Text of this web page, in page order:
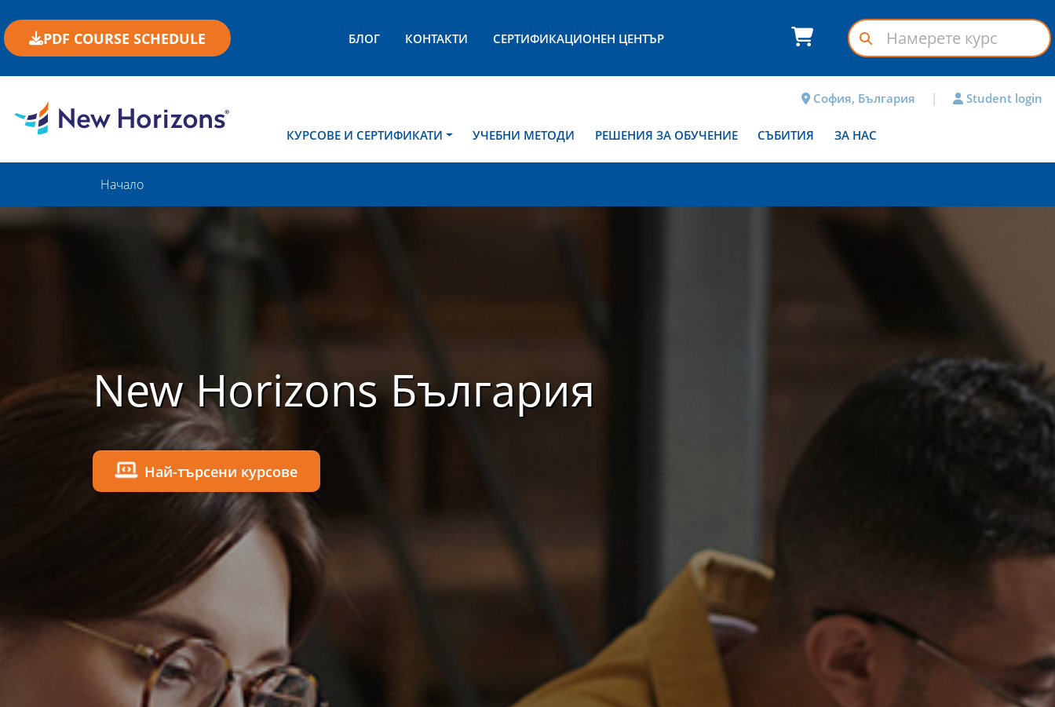
PDF COURSE SCHEDULE БЛОГ КОНТАКТИ СЕРТИФИКАЦИОНЕН ЦЕНТЪР
София, България | Student login
КУРСОВЕ И СЕРТИФИКАТИ УЧЕБНИ МЕТОДИ РЕШЕНИЯ ЗА ОБУЧЕНИЕ СЪБИТИЯ ЗА НАС
Начало
New Horizons България
Най-търсени курсове